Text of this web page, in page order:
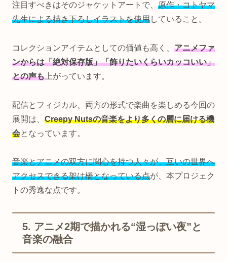
注目すべきはそのジャケットアートで、 原作・コトヤマ
先生による描き下ろしイラストを使用していること。
コレクションアイテムとしての価値も高く、 アニメファ
ンからは「絶対保存版」「飾りたいくらいカッコいい」
との声も 上がっています。
配信とフィジカル、両方の形式で楽曲を楽しめる今回の
展開は、 Creepy Nutsの音楽をより多くの層に届ける機
会となっています。
音楽とアニメの双方に関心を持つ人々が、互いの世界へ
アクセスできる架け橋となっている点が、本プロジェク
トの秀逸な点です。
5. アニメ2期で描かれる“湿っぽい夜”と
音楽の融合